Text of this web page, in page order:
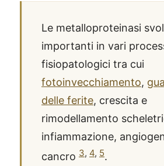
Le metalloproteinasi
importanti in vari
fisiopatologici tra cui
fotoinvecchiamento,
delle ferite, crescita e
rimodellamento
infiammazione,
cancro 3, 4, 5.